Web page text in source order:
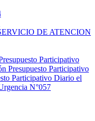
DE ATENCION
Participativo
Presupuesto Participativo
Participativo Diario el
N°057